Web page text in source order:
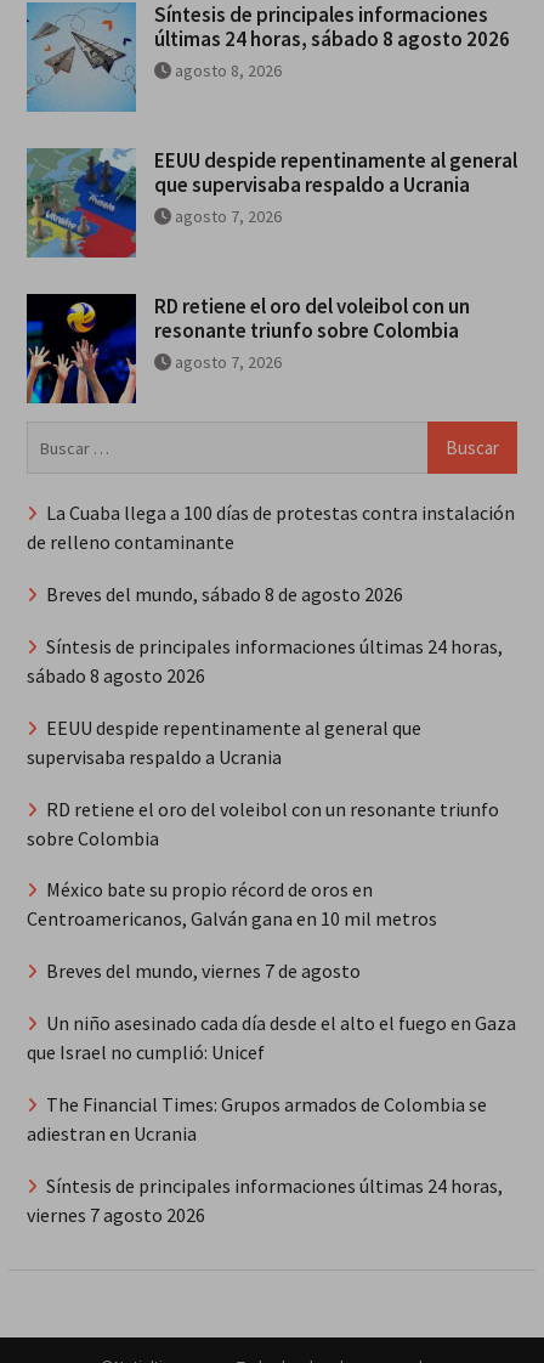
Síntesis de principales informaciones
últimas 24 horas, sábado 8 agosto 2026
agosto 8, 2026
EEUU despide repentinamente al general
que supervisaba respaldo a Ucrania
agosto 7, 2026
RD retiene el oro del voleibol con un
resonante triunfo sobre Colombia
agosto 7, 2026
La Cuaba llega a 100 días de protestas contra instalación
de relleno contaminante
Breves del mundo, sábado 8 de agosto 2026
Síntesis de principales informaciones últimas 24 horas,
sábado 8 agosto 2026
EEUU despide repentinamente al general que
supervisaba respaldo a Ucrania
RD retiene el oro del voleibol con un resonante triunfo
sobre Colombia
México bate su propio récord de oros en
Centroamericanos, Galván gana en 10 mil metros
Breves del mundo, viernes 7 de agosto
Un niño asesinado cada día desde el alto el fuego en Gaza
que Israel no cumplió: Unicef
The Financial Times: Grupos armados de Colombia se
adiestran en Ucrania
Síntesis de principales informaciones últimas 24 horas,
viernes 7 agosto 2026